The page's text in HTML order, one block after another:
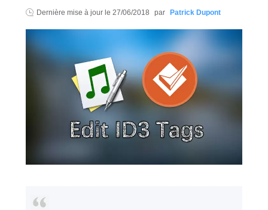
Dernière mise à jour le 27/06/2018 par Patrick Dupont